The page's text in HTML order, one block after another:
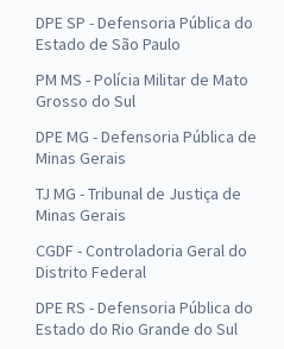
DPE SP - Defensoria Pública do
Estado de São Paulo
PM MS - Polícia Militar de Mato
Grosso do Sul
DPE MG - Defensoria Pública de
Minas Gerais
TJ MG - Tribunal de Justiça de
Minas Gerais
CGDF - Controladoria Geral do
Distrito Federal
DPE RS - Defensoria Pública do
Estado do Rio Grande do Sul